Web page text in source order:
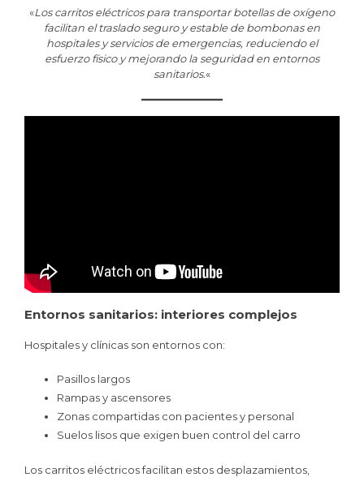
«Los carritos eléctricos para transportar botellas de oxígeno
facilitan el traslado seguro y estable de bombonas en
hospitales y servicios de emergencias, reduciendo el
esfuerzo físico y mejorando la seguridad en entornos
sanitarios.«
Entornos sanitarios: interiores complejos
Hospitales y clínicas son entornos con:
Pasillos largos
Rampas y ascensores
Zonas compartidas con pacientes y personal
Suelos lisos que exigen buen control del carro
Los carritos eléctricos facilitan estos desplazamientos,